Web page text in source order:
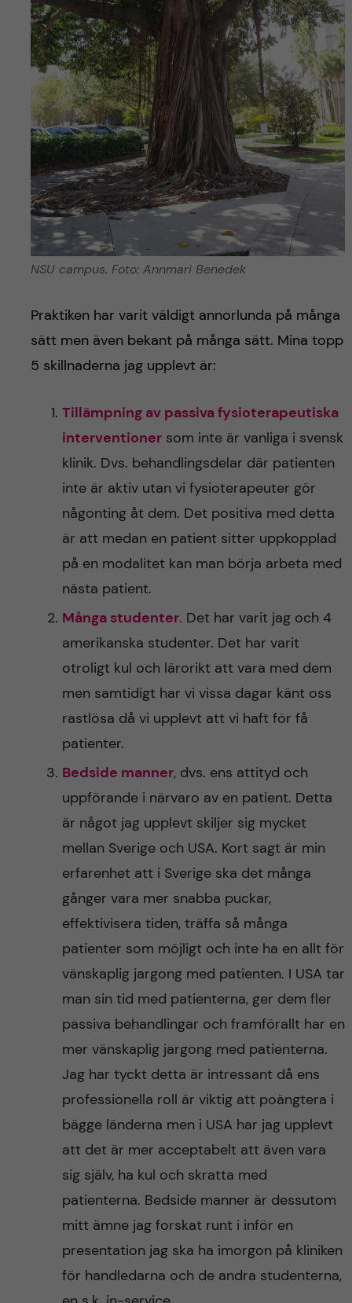
NSU campus. Foto: Annmari Benedek
Praktiken har varit väldigt annorlunda på många
sätt men även bekant på många sätt. Mina topp
5 skillnaderna jag upplevt är:
Tillämpning av passiva fysioterapeutiska
interventioner som inte är vanliga i svensk
klinik. Dvs. behandlingsdelar där patienten
inte är aktiv utan vi fysioterapeuter gör
någonting åt dem. Det positiva med detta
är att medan en patient sitter uppkopplad
på en modalitet kan man börja arbeta med
nästa patient.
Många studenter. Det har varit jag och 4
amerikanska studenter. Det har varit
otroligt kul och lärorikt att vara med dem
men samtidigt har vi vissa dagar känt oss
rastlösa då vi upplevt att vi haft för få
patienter.
Bedside manner, dvs. ens attityd och
uppförande i närvaro av en patient. Detta
är något jag upplevt skiljer sig mycket
mellan Sverige och USA. Kort sagt är min
erfarenhet att i Sverige ska det många
gånger vara mer snabba puckar,
effektivisera tiden, träffa så många
patienter som möjligt och inte ha en allt för
vänskaplig jargong med patienten. I USA tar
man sin tid med patienterna, ger dem fler
passiva behandlingar och framförallt har en
mer vänskaplig jargong med patienterna.
Jag har tyckt detta är intressant då ens
professionella roll är viktig att poängtera i
bägge länderna men i USA har jag upplevt
att det är mer acceptabelt att även vara
sig själv, ha kul och skratta med
patienterna. Bedside manner är dessutom
mitt ämne jag forskat runt i inför en
presentation jag ska ha imorgon på kliniken
för handledarna och de andra studenterna,